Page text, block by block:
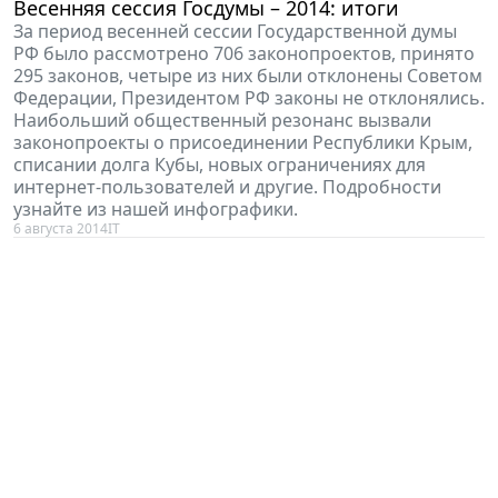
Весенняя сессия Госдумы – 2014: итоги
За период весенней сессии Государственной думы
РФ было рассмотрено 706 законопроектов, принято
295 законов, четыре из них были отклонены Советом
Федерации, Президентом РФ законы не отклонялись.
Наибольший общественный резонанс вызвали
законопроекты о присоединении Республики Крым,
списании долга Кубы, новых ограничениях для
интернет-пользователей и другие. Подробности
узнайте из нашей инфографики.
6 августа 2014IT